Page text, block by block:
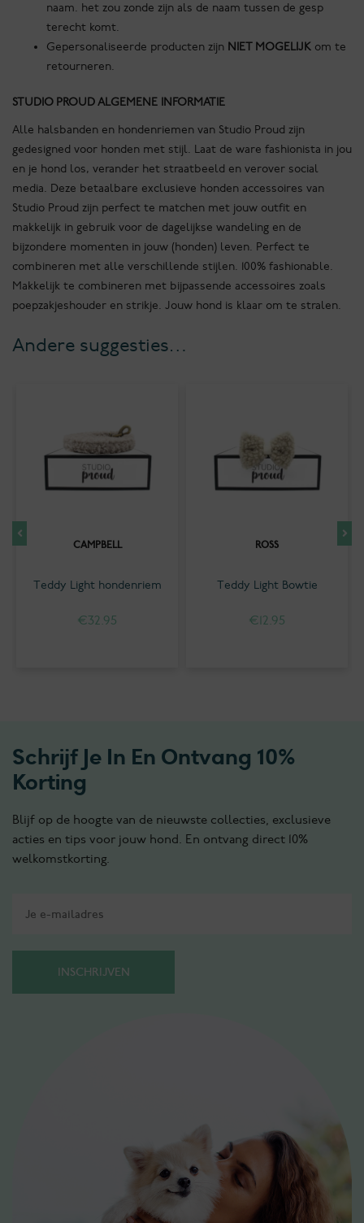
naam. het zou zonde zijn als de naam tussen de gesp
terecht komt.
Gepersonaliseerde producten zijn NIET MOGELIJK om te
retourneren.
STUDIO PROUD ALGEMENE INFORMATIE
Alle halsbanden en hondenriemen van Studio Proud zijn
gedesigned voor honden met stijl. Laat de ware fashionista in jou
en je hond los, verander het straatbeeld en verover social
media. Deze betaalbare exclusieve honden accessoires van
Studio Proud zijn perfect te matchen met jouw outfit en
makkelijk in gebruik voor de dagelijkse wandeling en de
bijzondere momenten in jouw (honden) leven. Perfect te
combineren met alle verschillende stijlen. 100% fashionable.
Makkelijk te combineren met bijpassende accessoires zoals
poepzakjeshouder en strikje. Jouw hond is klaar om te stralen.
Andere suggesties…
CAMPBELL
Teddy Light hondenriem
€32.95
ROSS
Teddy Light Bowtie
€12.95
Schrijf Je In En Ontvang 10%
Korting
Blijf op de hoogte van de nieuwste collecties, exclusieve
acties en tips voor jouw hond. En ontvang direct 10%
welkomstkorting.